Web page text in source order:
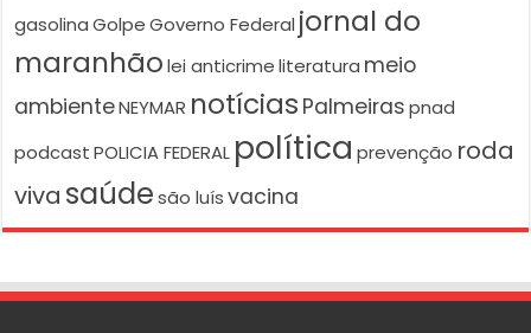
gasolina Golpe Governo Federal jornal do
maranhão lei anticrime literatura meio
ambienteNEYMAR notícias Palmeiras pnad
podcast POLICIA FEDERAL política prevenção roda
viva saúde são luís vacina